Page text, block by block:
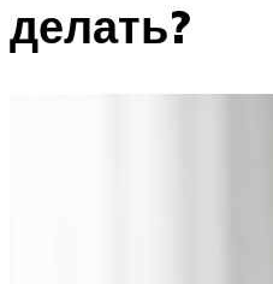
делать?